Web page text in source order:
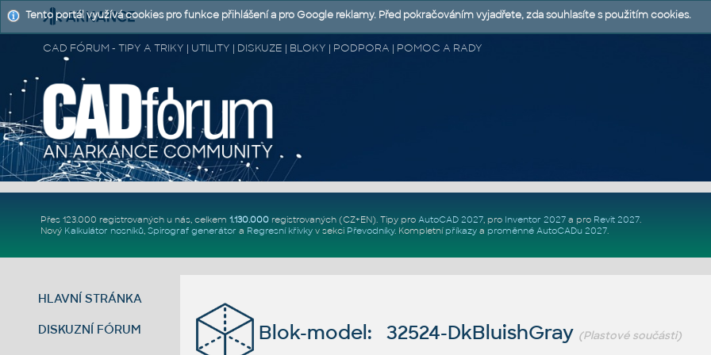
CAD FÓRUM - TIPY A TRIKY | UTILITY | DISKUZE | BLOKY | PODPORA | POMOC A RADY
Přes 123.000 registrovaných u nás, celkem 1.130.000registrovaných (CZ+EN). Tipy pro AutoCAD 2027, pro Inventor 2027a pro Revit 2027.
Nový Kalkulátor nosníků, Spirograf generátor a Regresní křivkyv sekci Převodníky. Kompletní příkazya proměnné AutoCADu 2027.
HLAVNÍ STRÁNKA
DISKUZNÍ FÓRUM Blok-model: 32524-DkBluishGray (Plastové součásti)
Tento portál využívá cookies pro funkce přihlášení a pro Google reklamy. Před pokračováním vyjadřete, zda souhlasíte s použitím cookies.